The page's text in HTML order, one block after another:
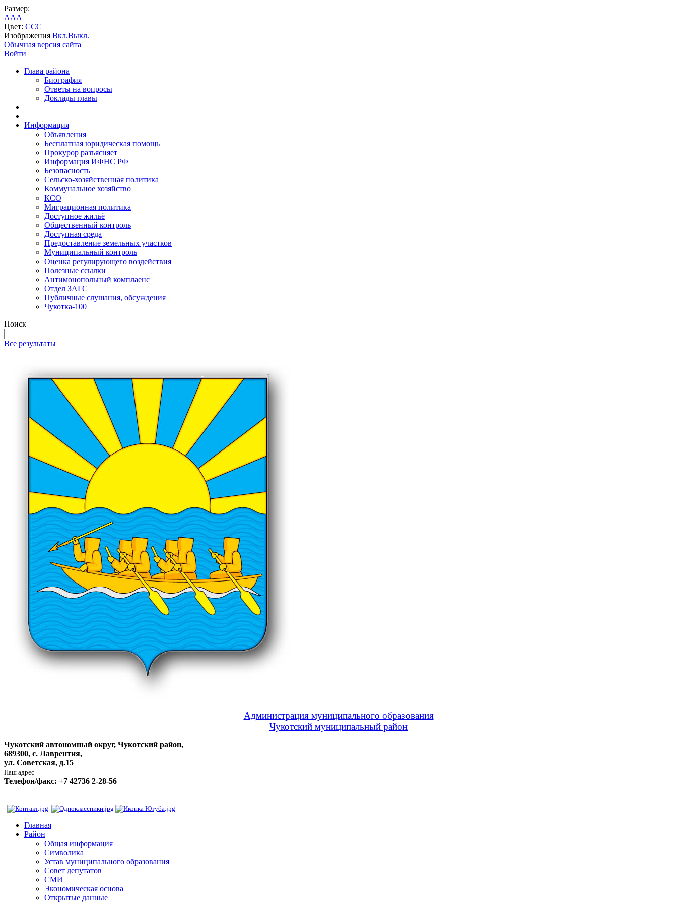
Размер:
AAA
Цвет: CCC
Изображения Вкл.Выкл.
Обычная версия сайта
Войти
Глава района
Биография
Ответы на вопросы
Доклады главы
Информация
Объявления
Бесплатная юридическая помощь
Прокурор разъясняет
Информация ИФНС РФ
Безопасность
Сельско-хозяйственная политика
Коммунальное хозяйство
КСО
Миграционная политика
Доступное жильё
Общественный контроль
Доступная среда
Предоставление земельных участков
Муниципальный контроль
Оценка регулирующего воздействия
Полезные ссылки
Антимонопольный комплаенс
Отдел ЗАГС
Публичные слушания, обсуждения
Чукотка-100
Поиск
Все результаты
Администрация муниципального образования
Чукотский муниципальный район
Чукотский автономный округ, Чукотский район,
689300, с. Лаврентия,
ул. Советская, д.15
Наш адрес
Телефон/факс: +7 42736 2-28-56
Главная
Район
Общая информация
Символика
Устав муниципального образования
Совет депутатов
СМИ
Экономическая основа
Открытые данные